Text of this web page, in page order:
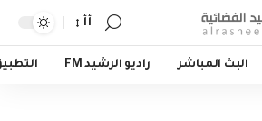
أأ
البث المباشر راديو الرشيد FM